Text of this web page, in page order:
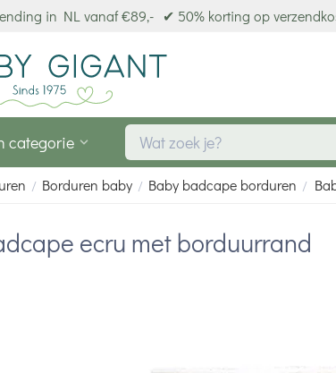
in NL vanaf €89,- ✔ 50% korting op
categorie
/ Borduren baby / Baby badcape borduren /
ecru met borduurrand